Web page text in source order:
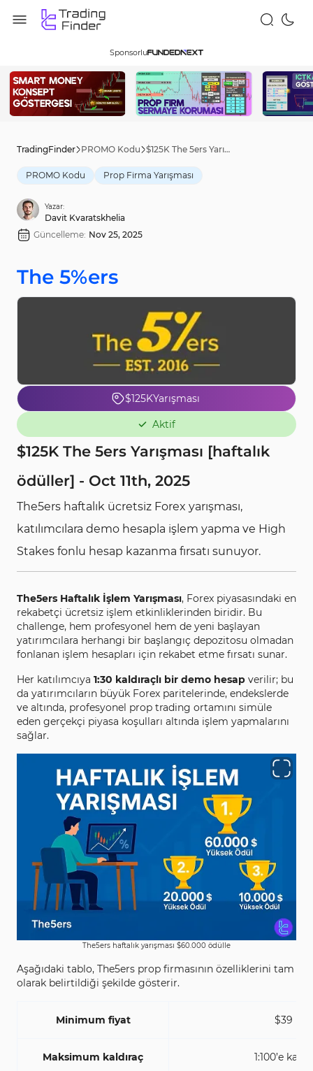
Sponsorlu
TradingFinder PROMO Kodu $125K The 5ers Yarışması [haftalık ödüller] - Oct 11th, 2025
PROMO Kodu Prop Firma Yarışması
Yazar:
Davit Kvaratskhelia
Güncelleme: Nov 25, 2025
The 5%ers
$125KYarışması
Aktif
$125K The 5ers Yarışması [haftalık
ödüller] - Oct 11th, 2025
The5ers haftalık ücretsiz Forex yarışması,
katılımcılara demo hesapla işlem yapma ve High
Stakes fonlu hesap kazanma fırsatı sunuyor.
The5ers Haftalık İşlem Yarışması, Forex piyasasındaki en
rekabetçi ücretsiz işlem etkinliklerinden biridir. Bu
challenge, hem profesyonel hem de yeni başlayan
yatırımcılara herhangi bir başlangıç depozitosu olmadan
fonlanan işlem hesapları için rekabet etme fırsatı sunar.
Her katılımcıya 1:30 kaldıraçlı bir demo hesap verilir; bu
da yatırımcıların büyük Forex paritelerinde, endekslerde
ve altında, profesyonel prop trading ortamını simüle
eden gerçekçi piyasa koşulları altında işlem yapmalarını
sağlar.
The5ers haftalık yarışması $‌‌60.000 ödülle
Aşağıdaki tablo, The5ers prop firmasının özelliklerini tam
olarak belirtildiği şekilde gösterir.
Minimum fiyat $39
Maksimum kaldıraç 1:100’e kadar